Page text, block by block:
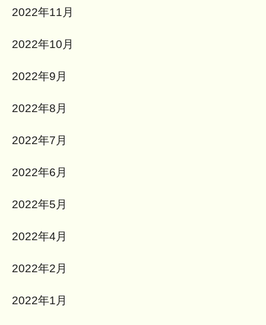
2022年11月
2022年10月
2022年9月
2022年8月
2022年7月
2022年6月
2022年5月
2022年4月
2022年2月
2022年1月